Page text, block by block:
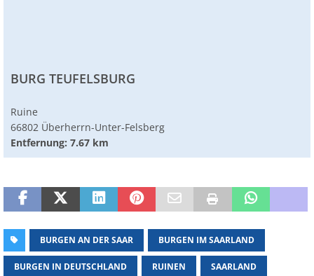
BURG TEUFELSBURG
Ruine
66802 Überherrn-Unter-Felsberg
Entfernung: 7.67 km
BURGEN AN DER SAAR BURGEN IM SAARLAND
BURGEN IN DEUTSCHLAND RUINEN SAARLAND